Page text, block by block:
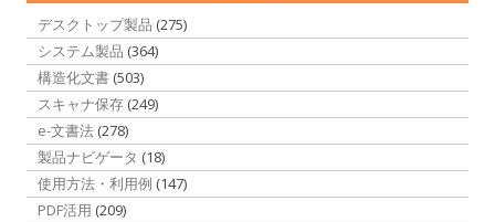
デスクトップ製品 (275)
システム製品 (364)
構造化文書 (503)
スキャナ保存 (249)
e-文書法 (278)
製品ナビゲータ (18)
使用方法・利用例 (147)
PDF活用 (209)